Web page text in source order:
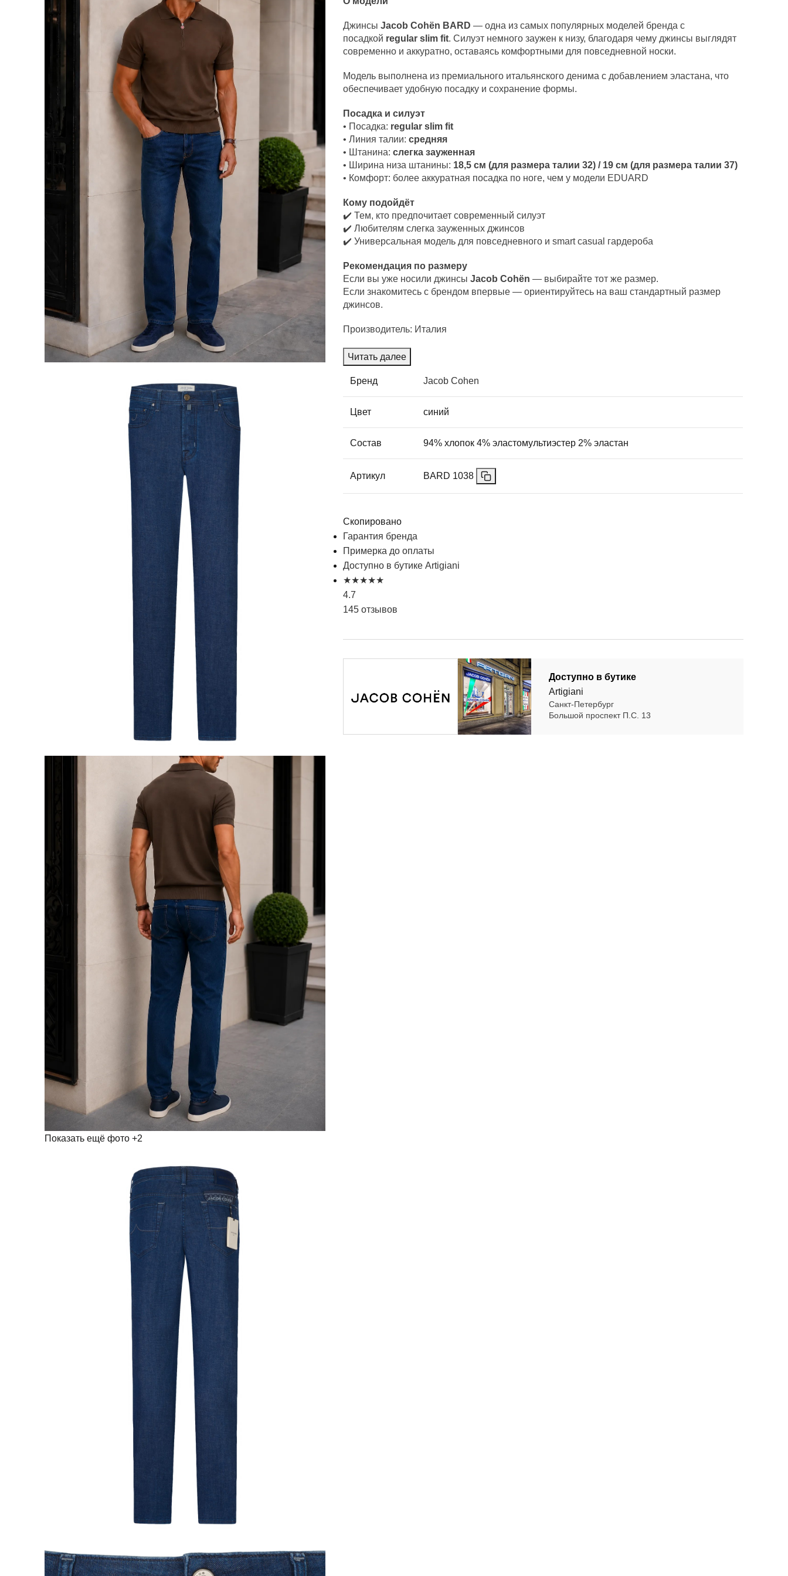
Показать ещё фото +2
ДжинсыJacob Cohën BARD — одна из самых популярных моделей бренда с
посадкой regular slim fit. Силуэт немного заужен к низу, благодаря чему джинсы выглядят
современно и аккуратно, оставаясь комфортными для повседневной носки.
Модель выполнена из премиального итальянского денима с добавлением эластана, что
обеспечивает удобную посадку и сохранение формы.
Посадка и силуэт
• Посадка: regular slim fit
• Линия талии:средняя
• Штанина:слегка зауженная
• Ширина низа штанины: 18,5 см (для размера талии 32) / 19 см (для размера талии 37)
• Комфорт: более аккуратная посадка по ноге, чем у модели EDUARD
Кому подойдёт
✔️ Тем, кто предпочитает современный силуэт
✔️ Любителям слегка зауженных джинсов
✔️ Универсальная модель для повседневного и smart casual гардероба
Рекомендация по размеру
Если вы уже носили джинсыJacob Cohën — выбирайте тот же размер.
Если знакомитесь с брендом впервые — ориентируйтесь на ваш стандартный размер
джинсов.
Производитель: Италия
Читать далее
Бренд Jacob Cohen
Цвет синий
Состав 94% хлопок 4% эластомультиэстер 2% эластан
Артикул BARD 1038
Скопировано
Гарантия бренда
Примерка до оплаты
Доступно в бутике Artigiani
★★★★★
4.7
145 отзывов
Доступно в бутике
Artigiani
Санкт-Петербург
Большой проспект П.С. 13